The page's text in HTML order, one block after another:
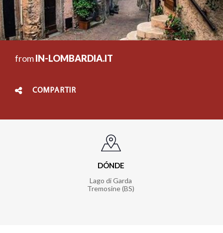
fromIN-LOMBARDIA.IT
COMPARTIR
DÓNDE
Lago di Garda
Tremosine (BS)